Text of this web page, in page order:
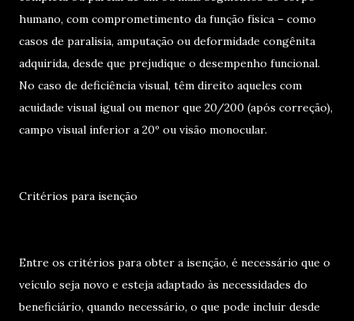
humano, com comprometimento da função física – como
casos de paralisia, amputação ou deformidade congênita
adquirida, desde que prejudique o desempenho funcional.
No caso de deficiência visual, têm direito aqueles com
acuidade visual igual ou menor que 20/200 (após correção),
campo visual inferior a 20º ou visão monocular.
Critérios para isenção
Entre os critérios para obter a isenção, é necessário que o
veículo seja novo e esteja adaptado às necessidades do
beneficiário, quando necessário, o que pode incluir desde